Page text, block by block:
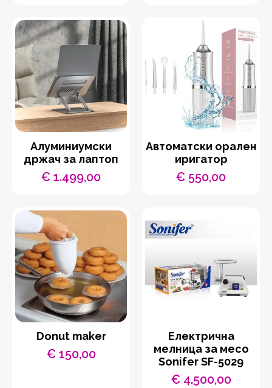
Aлуминиумски
држач за лаптоп
€ 1.499,00
Автоматски орален
иригатор
€ 550,00
Donut maker
€150,00
Eлектрична
мелница за месо
Sonifer SF-5029
€4.500,00